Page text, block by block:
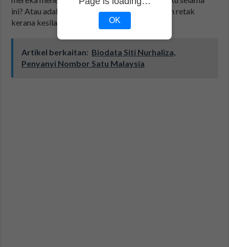
ini? Atau adakah hubungan ‘budak tebing’ akan retak
kerana kesilapan lampau?
Artikel berkaitan: Biodata Siti Nurhaliza,
Penyanyi Nombor Satu Malaysia
OK